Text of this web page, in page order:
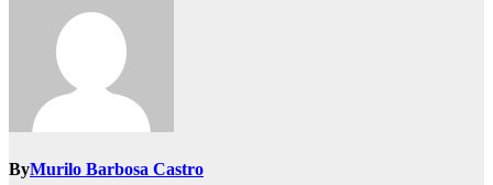
ByMurilo Barbosa Castro